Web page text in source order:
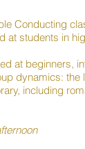
Conducting
at students in
at beginners,
dynamics:
including